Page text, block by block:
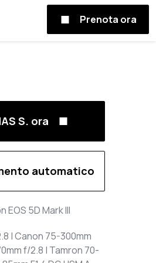
Prenota ora
S. ora
automatico
EOS 5D Mark III
| Canon 75-300mm
f/2.8 | Tamron 70-